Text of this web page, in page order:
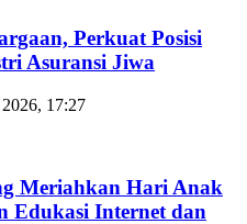
Perkuat Posisi
Asuransi Jiwa
17:27
Meriahkan Hari Anak
Edukasi Internet dan